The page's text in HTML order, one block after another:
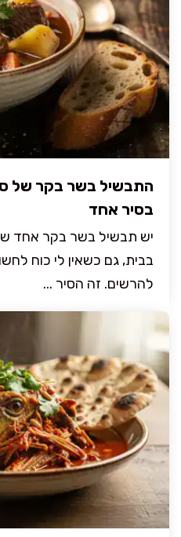
התבשיל בשר בקר של
בסיר אחד
יש תבשיל בשר בקר אחד
בבית, גם כשאין לי כוח
להרשים. זה הסיר ...